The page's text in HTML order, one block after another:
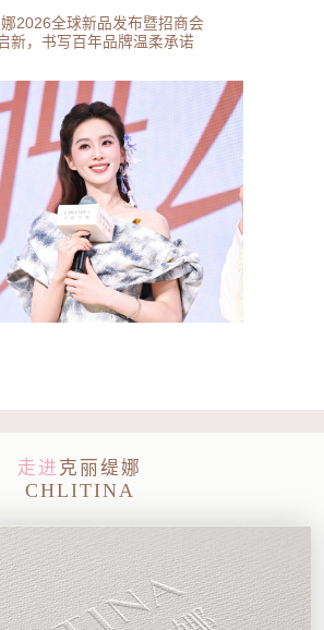
2026全球新品发布暨招商会
新，书写百年品牌温柔承诺
走进 克丽缇娜
CHLITINA